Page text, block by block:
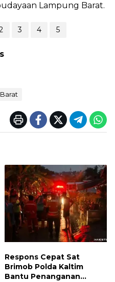
Lampung Barat.
3 4 5
Respons Cepat Sat
Brimob Polda Kaltim
Bantu Penanganan